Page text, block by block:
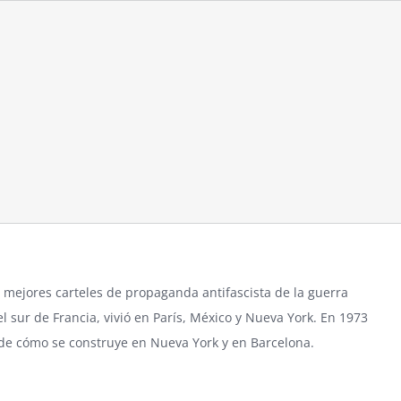
carteles de propaganda antifascista de la guerra
de Francia, vivió en París, México y Nueva York. En 1973
cómo se construye en Nueva York y en Barcelona.